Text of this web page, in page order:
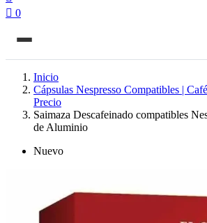
 0
Inicio
Cápsulas Nespresso Compatibles |
Precio
Saimaza Descafeinado compatibles
de Aluminio
Nuevo